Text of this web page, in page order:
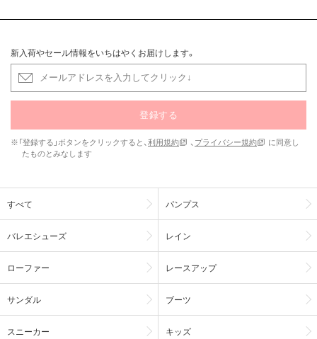
新入荷やセール情報をいちはやくお届けします。
登録する
※「登録する」ボタンをクリックすると、利用規約 、 プライバシー規約
に同意し
たものとみなします
すべて パンプス
バレエシューズ レイン
ローファー レースアップ
サンダル ブーツ
スニーカー キッズ